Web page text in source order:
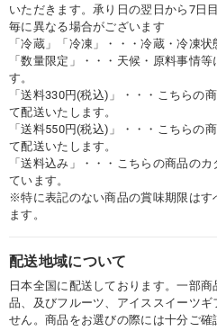
いただきます。承り日の翌日から7日
毎に異なる場合がございます
「冷蔵」「冷凍」・・・冷蔵・冷凍状
「数量限定」・・・天候・原料事情
す。
「送料330円(税込)」・・・こちらの
て配送いたします。
「送料550円(税込)」・・・こちらの
て配送いたします。
「送料込み」・・・こちらの商品の
ています。
※特に表記のない商品の賞味期限はす
ます。
配送地域について
日本全国に配送しております。一部
品、及びフルーツ、アイススイーツ
せん。商品をお選びの際には十分ご確